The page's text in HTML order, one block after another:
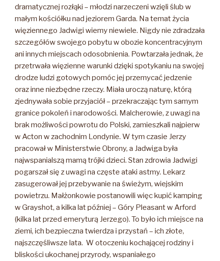
dramatycznej rozłąki – młodzi narzeczeni wzięli ślub w
małym kościółku nad jeziorem Garda. Na temat życia
więziennego Jadwigi wiemy niewiele. Nigdy nie zdradzała
szczegółów swojego pobytu w obozie koncentracyjnym
ani innych miejscach odosobnienia. Powtarzała jednak, że
przetrwała więzienne warunki dzięki spotykaniu na swojej
drodze ludzi gotowych pomóc jej przemycać jedzenie
oraz inne niezbędne rzeczy. Miała uroczą naturę, którą
zjednywała sobie przyjaciół – przekraczając tym samym
granice pokoleń i narodowości. Malcherowie, z uwagi na
brak możliwości powrotu do Polski, zamieszkali najpierw
w Acton w zachodnim Londynie. W tym czasie Jerzy
pracował w Ministerstwie Obrony, a Jadwiga była
najwspanialszą mamą trójki dzieci. Stan zdrowia Jadwigi
pogarszał się z uwagi na częste ataki astmy. Lekarz
zasugerował jej przebywanie na świeżym, wiejskim
powietrzu. Małżonkowie postanowili więc kupić kamping
w Grayshot, a kilka lat później – Góry Pleasant w Arford
(kilka lat przed emeryturą Jerzego). To było ich miejsce na
ziemi, ich bezpieczna twierdza i przystań – ich złote,
najszczęśliwsze lata. W otoczeniu kochającej rodziny i
bliskości ukochanej przyrody, wspaniałego